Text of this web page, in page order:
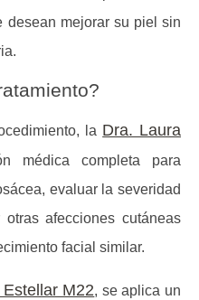
desean mejorar su piel sin
la Dra. Laura
médica completa para
evaluar la severidad
afecciones cutáneas
facial similar.
M22, se aplica un